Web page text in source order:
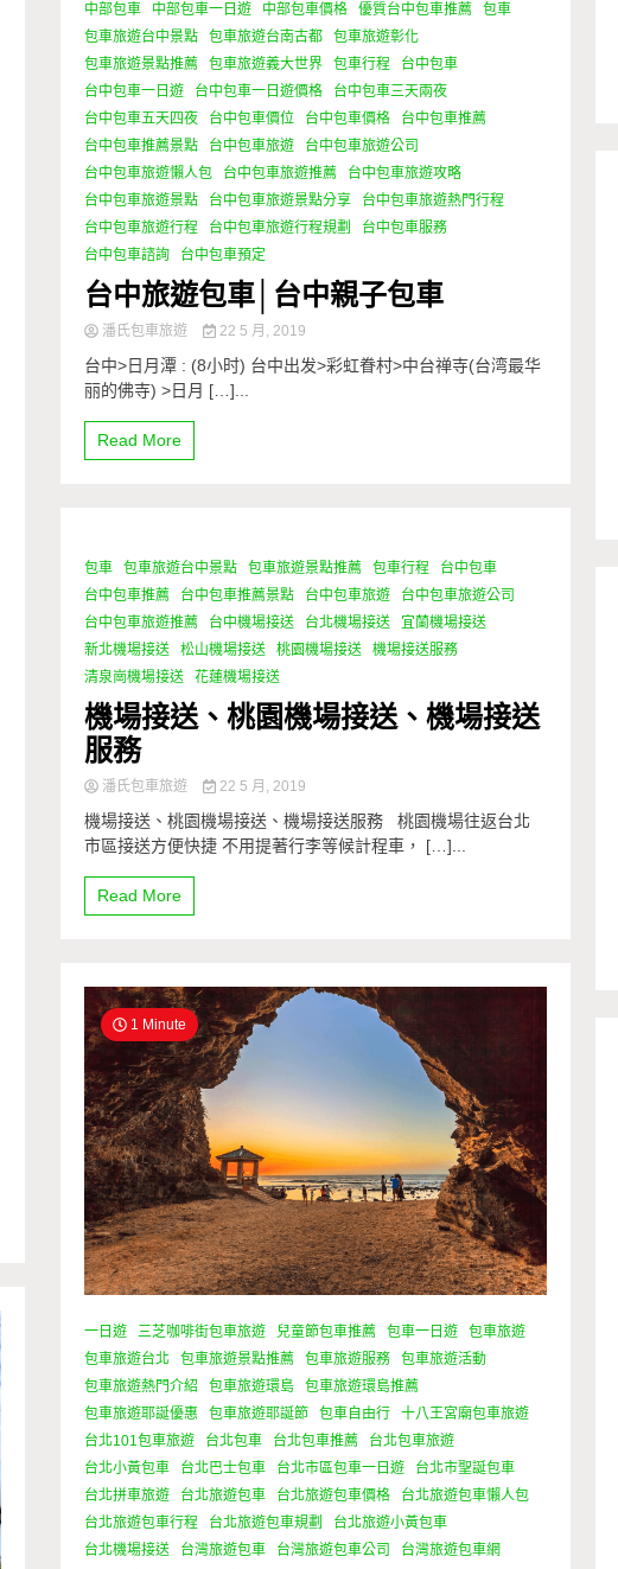
0 Minutes
中部包車 中部包車一日遊 中部包車價格 優質台中包車推薦
包車
包車旅遊台中景點
包車旅遊台南古都
包車旅遊彰化
包車旅遊景點推薦
包車旅遊義大世界 包車行程
台中包車
台中包車一日遊
台中包車一日遊價格
台中包車三天兩夜
台中包車五天四夜
台中包車價位 台中包車價格
台中包車推薦
台中包車推薦景點
台中包車旅遊
台中包車旅遊公司
台中包車旅遊懶人包
台中包車旅遊推薦
台中包車旅遊攻略
台中包車旅遊景點
台中包車旅遊景點分享
台中包車旅遊熱門行程
台中包車旅遊行程
台中包車旅遊行程規劃
台中包車服務
台中包車諮詢
台中包車預定
台中旅遊包車│台中親子包車
潘氏包車旅遊 22 5 月, 2019
台中>日月潭 : (8小时) 台中出发>彩虹眷村>中台禅寺(台湾最华
丽的佛寺) >日月 […]...
Read More
0 Minutes
包車 包車旅遊台中景點 包車旅遊景點推薦 包車行程
台中包車
台中包車推薦
台中包車推薦景點 台中包車旅遊
台中包車旅遊公司
台中包車旅遊推薦
台中機場接送 台北機場接送
宜蘭機場接送
新北機場接送
松山機場接送 桃園機場接送
機場接送服務
清泉崗機場接送
花蓮機場接送
機場接送、桃園機場接送、機場接送
服務
潘氏包車旅遊 22 5 月, 2019
機場接送、桃園機場接送、機場接送服務 桃園機場往返台北
市區接送方便快捷 不用提著行李等候計程車， […]...
Read More
1 Minute
一日遊 三芝咖啡街包車旅遊 兒童節包車推薦 包車一日遊
包車旅遊
包車旅遊台北
包車旅遊景點推薦 包車旅遊服務
包車旅遊活動
包車旅遊熱門介紹
包車旅遊環島
包車旅遊環島推薦
包車旅遊耶誕優惠
包車旅遊耶誕節 包車自由行
十八王宮廟包車旅遊
台北101包車旅遊
台北包車 台北包車推薦
台北包車旅遊
台北小黃包車
台北巴士包車 台北市區包車一日遊
台北市聖誕包車
台北拼車旅遊
台北旅遊包車 台北旅遊包車價格
台北旅遊包車懶人包
台北旅遊包車行程
台北旅遊包車規劃
台北旅遊小黃包車
台北機場接送
台灣旅遊包車 台灣旅遊包車公司 台灣旅遊包車網